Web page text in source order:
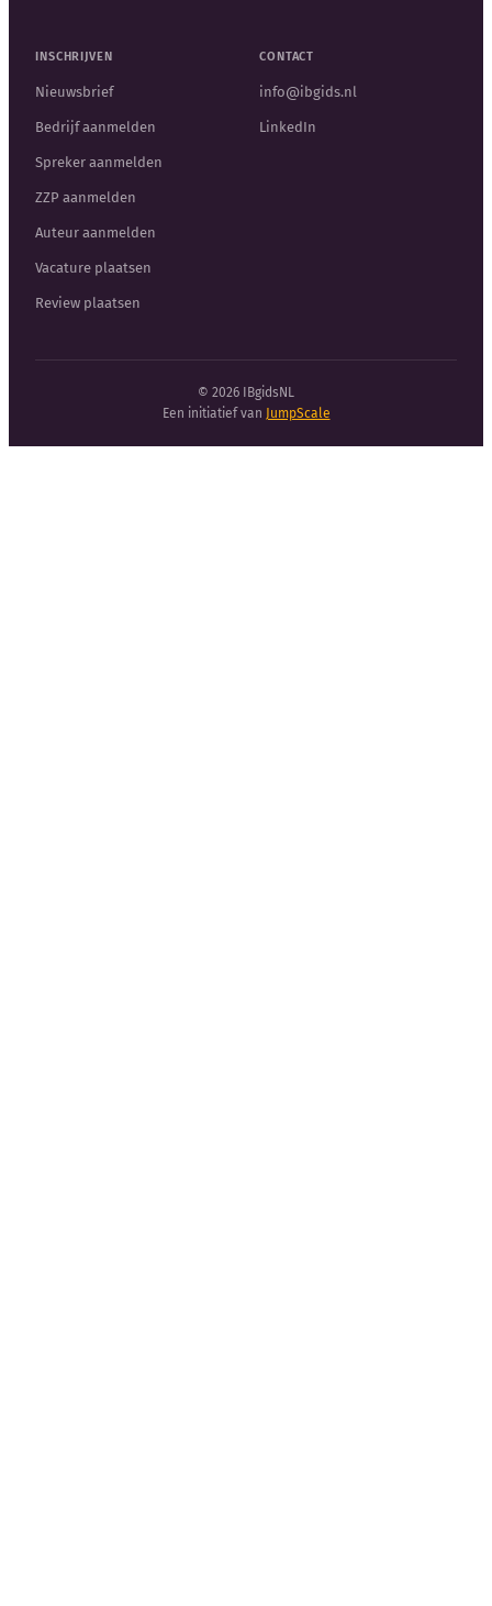
INSCHRIJVEN
Nieuwsbrief
Bedrijf aanmelden
Spreker aanmelden
ZZP aanmelden
Auteur aanmelden
Vacature plaatsen
Review plaatsen
CONTACT
info@ibgids.nl
LinkedIn
© 2026 IBgidsNL
Een initiatief van JumpScale